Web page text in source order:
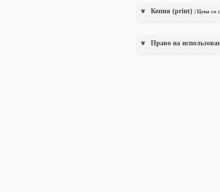
Копия (print) | Цена со
Право на